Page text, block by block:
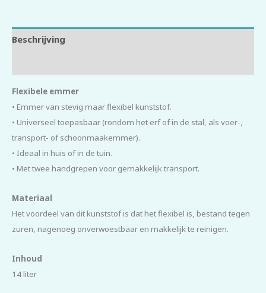
Beschrijving
Flexibele emmer
• Emmer van stevig maar flexibel kunststof.
• Universeel toepasbaar (rondom het erf of in de stal, als voer-,
transport- of schoonmaakemmer).
• Ideaal in huis of in de tuin.
• Met twee handgrepen voor gemakkelijk transport.
Materiaal
Het voordeel van dit kunststof is dat het flexibel is, bestand tegen
zuren, nagenoeg onverwoestbaar en makkelijk te reinigen.
Inhoud
14 liter